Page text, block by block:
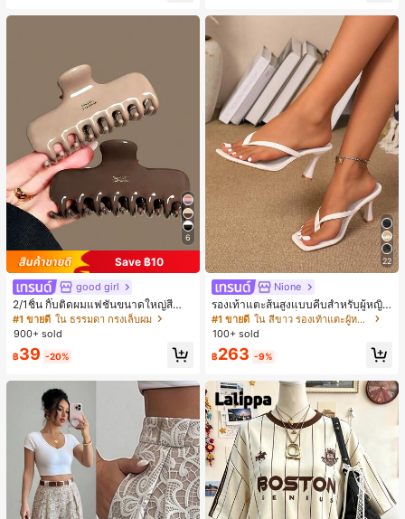
6
Save ฿10
good girl
2/1ชิ้น กิ๊บติดผมแฟชั่นขนาดใหญ่สีน้ำ
ตาลชานมสำหรับผู้หญิง เหมาะสำหรับก
ารอาบน้ำ ล้างหน้า และจัดแต่งทรงผม
#1 ขายดี ใน ธรรมดา กรงเล็บผม
900+ sold
฿39 -20%
22
Nione
รองเท้าแตะส้นสูงแบบคีบสำหรับผู้หญิง
สไตล์คลาสสิก สีบล็อก สไตล์แฟรี่ฤดูร้อ
น ส้นเข็ม รองเท้าแตะแบบคีบ รองเท้าแ
ตะชายหาดแฟชั่นสายไขว้ รองเท้าผู้ห
ญิง สำหรับออฟฟิศ บ้าน กลางแจ้ง ดีไซ
น์หัวเหลี่ยม ชิคและหรูหรา สำหรับเดทไ
นท์
#1 ขายดี
ใน สีขาว รองเท้าแตะผู้หญิง
100+ sold
฿263 -9%